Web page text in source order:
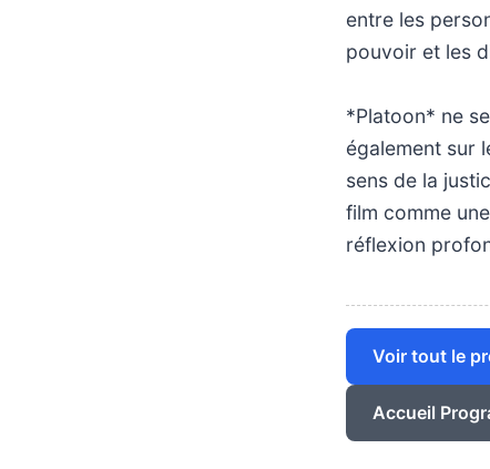
entre les
pouvoir et les
*Platoon* ne
également sur
sens de la
film comme
réflexion
Voir tout le
Accueil